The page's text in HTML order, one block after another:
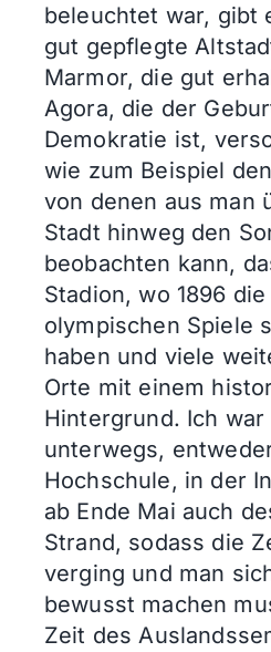
beleuchtet war, gibt
gut gepflegte
Marmor, die gut
Agora, die der
Demokratie ist,
wie zum Beispiel
von denen aus man
Stadt hinweg den
beobachten kann,
Stadion, wo 1896
olympischen Spiele
haben und viele
Orte mit einem
Hintergrund. Ich war
unterwegs,
Hochschule, in der
ab Ende Mai auch
Strand, sodass die
verging und man
bewusst machen
Zeit des